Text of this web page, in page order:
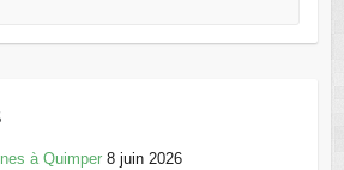
à Quimper 8 juin 2026